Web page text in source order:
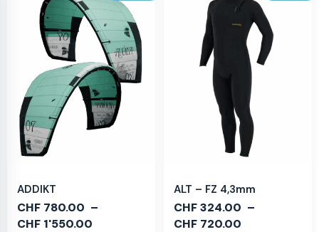
ADDIKT
CHF 780.00 –
CHF 1'550.00
ALT – FZ 4,3mm
CHF324.00 –
CHF 720.00